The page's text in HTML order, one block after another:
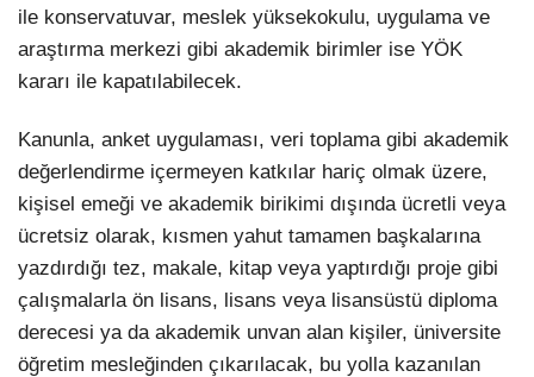
ile konservatuvar, meslek yüksekokulu, uygulama ve
araştırma merkezi gibi akademik birimler ise YÖK
kararı ile kapatılabilecek.
Kanunla, anket uygulaması, veri toplama gibi akademik
değerlendirme içermeyen katkılar hariç olmak üzere,
kişisel emeği ve akademik birikimi dışında ücretli veya
ücretsiz olarak, kısmen yahut tamamen başkalarına
yazdırdığı tez, makale, kitap veya yaptırdığı proje gibi
çalışmalarla ön lisans, lisans veya lisansüstü diploma
derecesi ya da akademik unvan alan kişiler, üniversite
öğretim mesleğinden çıkarılacak, bu yolla kazanılan